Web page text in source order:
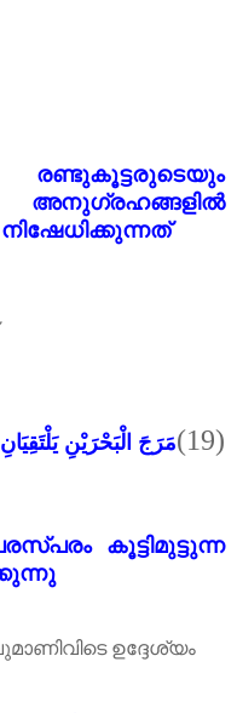
مَرَجَ الْبَحْرَيْنِ يَلْتَقِيَانِ(19)
കൂട്ടിമുട്ടുന്ന
ഉദ്ദേശ്യം